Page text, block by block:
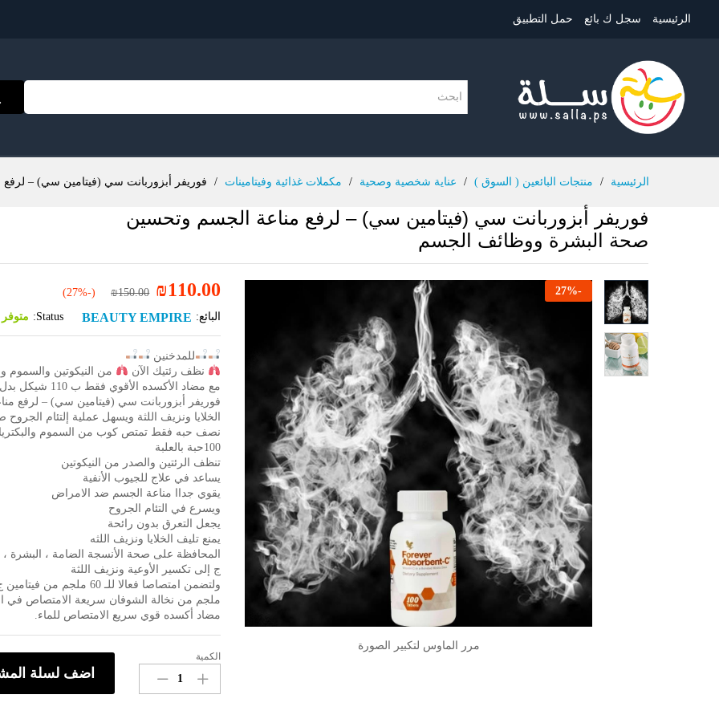
الرئيسية سجل ك بائع حمل التطبيق
الرئيسية / منتجات البائعين ( السوق ) / عناية شخصية وصحية / مكملات غذائية وفيتامينات / فوريفر أبزوربانت سي (فيتامين سي) –
فوريفر أبزوربانت سي (فيتامين سي) – لرفع مناعة الجسم وتحسين
صحة البشرة ووظائف الجسم
-
27%
مرر الماوس لتكبير الصورة
₪110.00
₪150.00
(-27%)
البائع: BEAUTY EMPIRE
Status:
للمدخنين
نظف رئتيك الآن
من النيكوتين والسموم
مع مضاد الأكسده الأقوي فقط ب 110 شيكل بدل 150 شيكل
فوريفر أبزوربانت سي (فيتامين سي) – لرفع
الخلايا ونزيف اللثة ويسهل عملية إلتئام الجروح
نصف حبه فقط تمتص كوب من السموم
100حبة بالعلبة
تنظف الرئتين والصدر من النيكوتين
يساعد في علاج للجيوب ﺍﻷﻧﻔﻴﺔ
يقوي جداا مناعة الجسم ضد الامراض
ويسرع في التئام الجروح
يجعل التعرق بدون رائحة
يمنع تليف الخلايا ونزيف اللثه
ﺍﻟﻤﺤﺎﻓﻈﺔ ﻋﻠﻰ ﺻﺤﺔ ﺍﻷﻧﺴﺠﺔ ﺍﻟﻀﺎﻣﺔ ، ﺍﻟﺒﺸﺮﺓ ،
ﺝ ﺇﻟﻰ ﺗﻜﺴﻴﺮ ﺍﻷﻭﻋﻴﺔ ﻭﻧﺰﻳﻒ ﺍﻟﻠﺜﺔ
ﻣﻠﺠﻢ ﻣﻦ ﻧﺨﺎﻟﺔ ﺍﻟﺸﻮﻓﺎﻥ ﺳﺮﻳﻌﺔ ﺍﻻﻣﺘﺼﺎﺹ ﻓﻲ
مضاد أكسده قوي سريع الامتصاص للماء.
فوريفر
أبزوربانت
سي
الكمية
اضف لسلة